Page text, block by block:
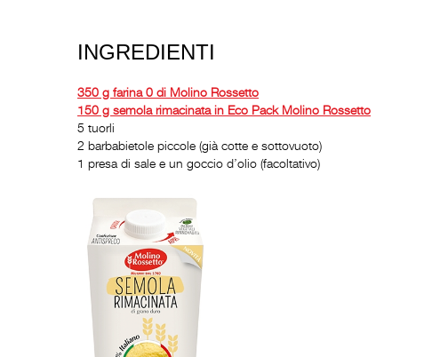
INGREDIENTI
350 g farina 0 di Molino Rossetto
150 g semola rimacinata in Eco Pack Molino Rossetto
5 tuorli
2 barbabietole piccole (già cotte e sottovuoto)
1 presa di sale e un goccio d’olio (facoltativo)